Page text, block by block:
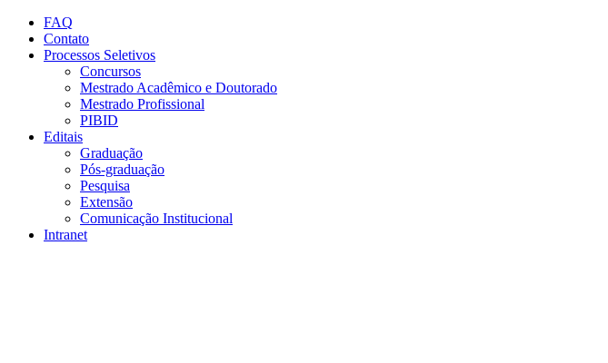
Conteúdo principal
FAQ
Contato
Processos Seletivos
Concursos
Mestrado Acadêmico e Doutorado
Mestrado Profissional
PIBID
Editais
Graduação
Pós-graduação
Pesquisa
Extensão
Comunicação Institucional
Intranet